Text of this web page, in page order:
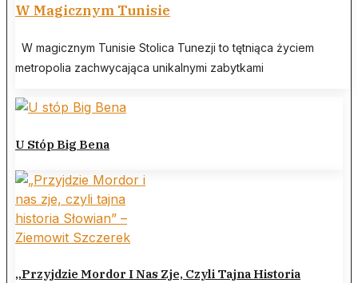
W Magicznym Tunisie
W magicznym Tunisie Stolica Tunezji to tętniąca życiem
metropolia zachwycająca unikalnymi zabytkami
U Stóp Big Bena
„Przyjdzie Mordor I Nas Zje, Czyli Tajna Historia